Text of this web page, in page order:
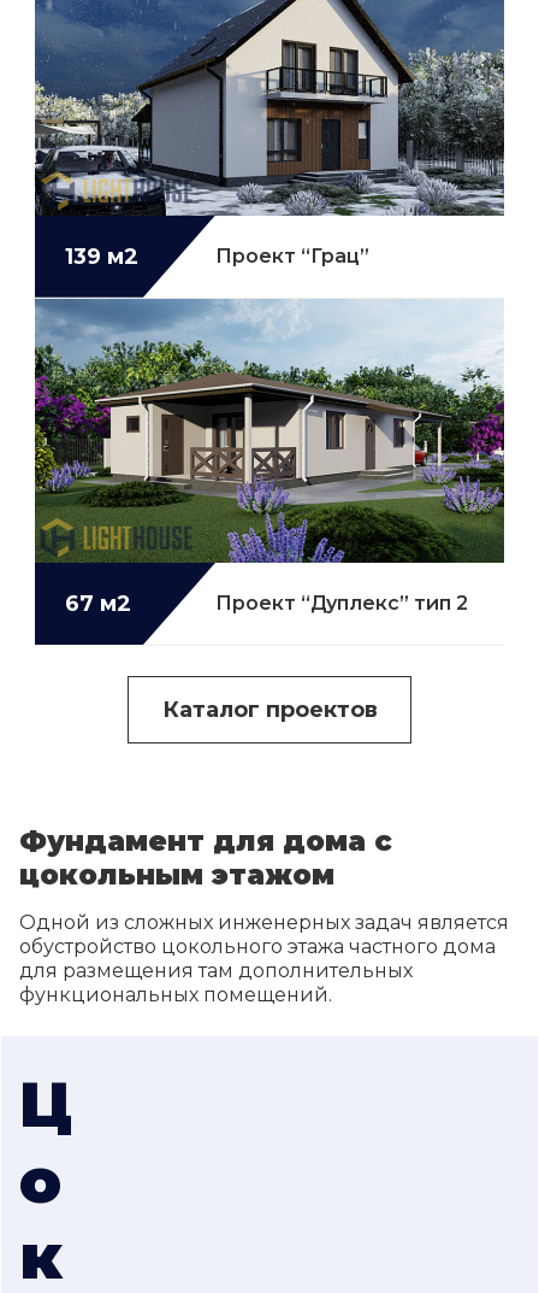
139 м2 Проект “Грац”
67 м2 Проект “Дуплекс” тип 2
Каталог проектов
Фундамент для дома с
цокольным этажом
Одной из сложных инженерных задач является
обустройство цокольного этажа частного дома
для размещения там дополнительных
функциональных помещений.
Ц
о
к